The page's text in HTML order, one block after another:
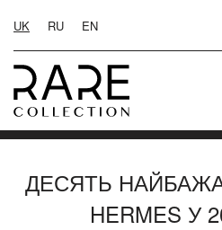
UK RU EN
ДЕСЯТЬ
HERMES У